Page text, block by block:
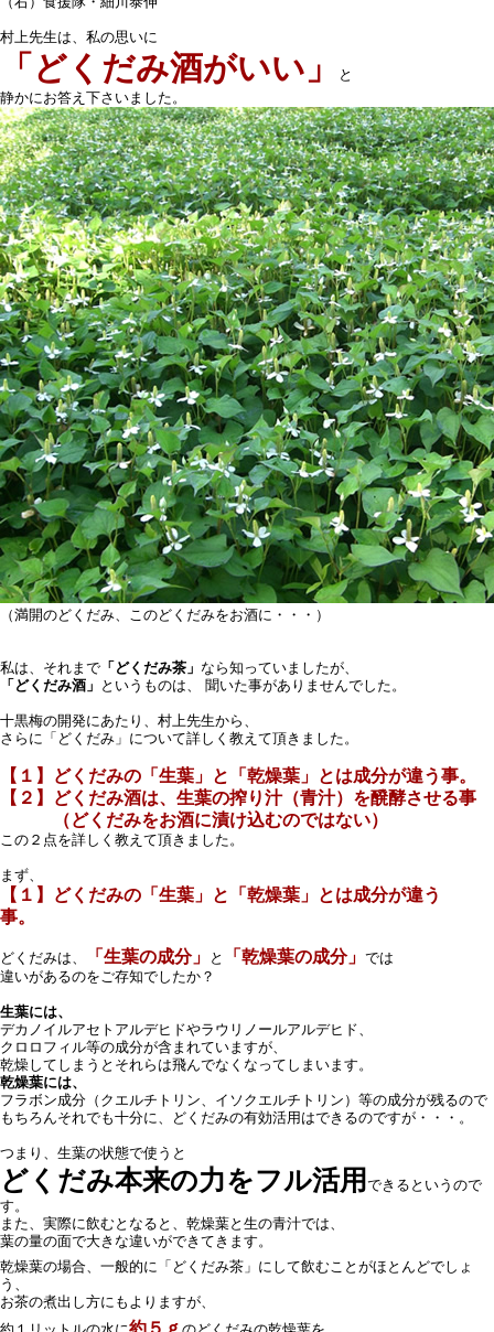
村上先生は、私の思いに
「どくだみ酒がいい」
と
静かにお答え下さいました。
（満開のどくだみ、このどくだみをお酒に・・・）
私は、それまで 「どくだみ茶」 なら知っていましたが、
「どくだみ酒」 というものは、 聞いた事がありませんでした。
十黒梅の開発にあたり、村上先生から、
さらに「どくだみ」について詳しく教えて頂きました。
【１】どくだみの「生葉」と「乾燥葉」とは成分が違う事。
【２】どくだみ酒は、生葉の搾り汁（青汁）を醗酵させる事
（どくだみをお酒に漬け込むのではない）
この２点を詳しく教えて頂きました。
まず、
【１】どくだみの「生葉」と「乾燥葉」とは成分が違う
事。
どくだみは、 「生葉の成分」 と 「乾燥葉の成分」 では
違いがあるのをご存知でしたか？
生葉には、
デカノイルアセトアルデヒドやラウリノールアルデヒド、
クロロフィル等の成分が含まれていますが、
乾燥してしまうとそれらは飛んでなくなってしまいます。
乾燥葉には、
フラボン成分（クエルチトリン、イソクエルチトリン）等の成分が残るので
もちろんそれでも十分に、どくだみの有効活用はできるのですが・・・。
つまり、生葉の状態で使うと
どくだみ本来の力をフル活用 できるというので
す。
また、実際に飲むとなると、乾燥葉と生の青汁では、
葉の量の面で大きな違いができてきます。
乾燥葉の場合、一般的に「どくだみ茶」にして飲むことがほとんどでしょ
う、
お茶の煮出し方にもよりますが、
約５ｇ